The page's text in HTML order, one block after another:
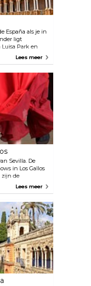
España als je in
ligt
Park en
hebben het
Dit plein
omvat ook
plein omgeeft.
op een boot
de plek vanuit
voor: jij, het
vormen de
Lees meer
Sevilla. De
in Los Gallos
zijn de
Lees meer